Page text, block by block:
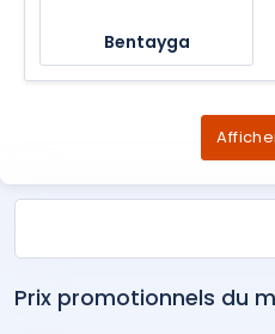
Bentayga
Prix promotionnels du